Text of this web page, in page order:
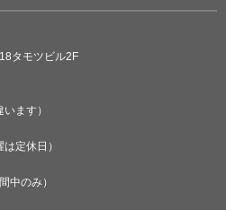
タモツビル2F
ます）
定休日）
中のみ）